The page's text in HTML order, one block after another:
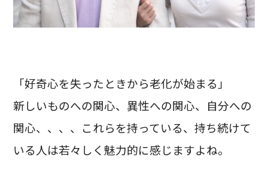
「好奇心を失ったときから老化が始まる」
新しいものへの関心、異性への関心、自分への
関心、、、、これらを持っている、持ち続けて
いる人は若々しく魅力的に感じますよね。